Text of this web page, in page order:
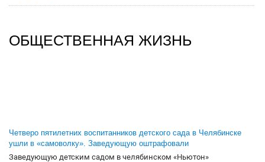
ОБЩЕСТВЕННАЯ ЖИЗНЬ
Четверо пятилетних воспитанников детского сада в Челябинске
ушли в «самоволку». Заведующую оштрафовали
Заведующую детским садом в челябинском «Ньютон»